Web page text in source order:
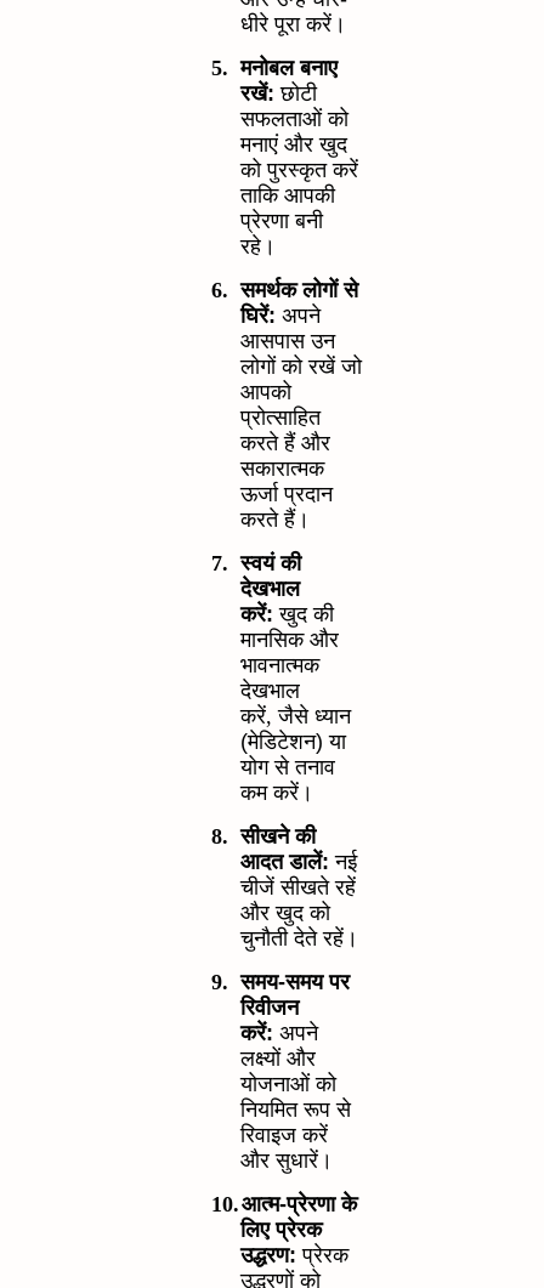
धीरे पूरा करें।
5. मनोबल बनाए
रखें: छोटी
सफलताओं को
मनाएं और खुद
को पुरस्कृत करें
ताकि आपकी
प्रेरणा बनी
रहे।
6. समर्थक लोगों से
घिरें: अपने
आसपास उन
लोगों को रखें जो
आपको
प्रोत्साहित
करते हैं और
सकारात्मक
ऊर्जा प्रदान
करते हैं।
7. स्वयं की
देखभाल
करें: खुद की
मानसिक और
भावनात्मक
देखभाल
करें,जैसे ध्यान
(मेडिटेशन) या
योग से तनाव
कम करें।
8. सीखने की
आदत डालें: नई
चीजें सीखते रहें
और खुद को
चुनौती देते रहें।
9. समय-समय पर
रिवीजन
करें: अपने
लक्ष्यों और
योजनाओं को
नियमित रूप से
रिवाइज करें
और सुधारें।
10.आत्म-प्रेरणा के
लिए प्रेरक
उद्धरण: प्रेरक
उद्धरणों को